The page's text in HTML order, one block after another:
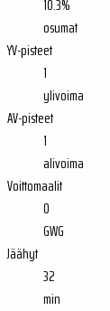
10.3%
osumat
YV-pisteet
1
ylivoima
AV-pisteet
1
alivoima
Voittomaalit
0
GWG
Jäähyt
32
min